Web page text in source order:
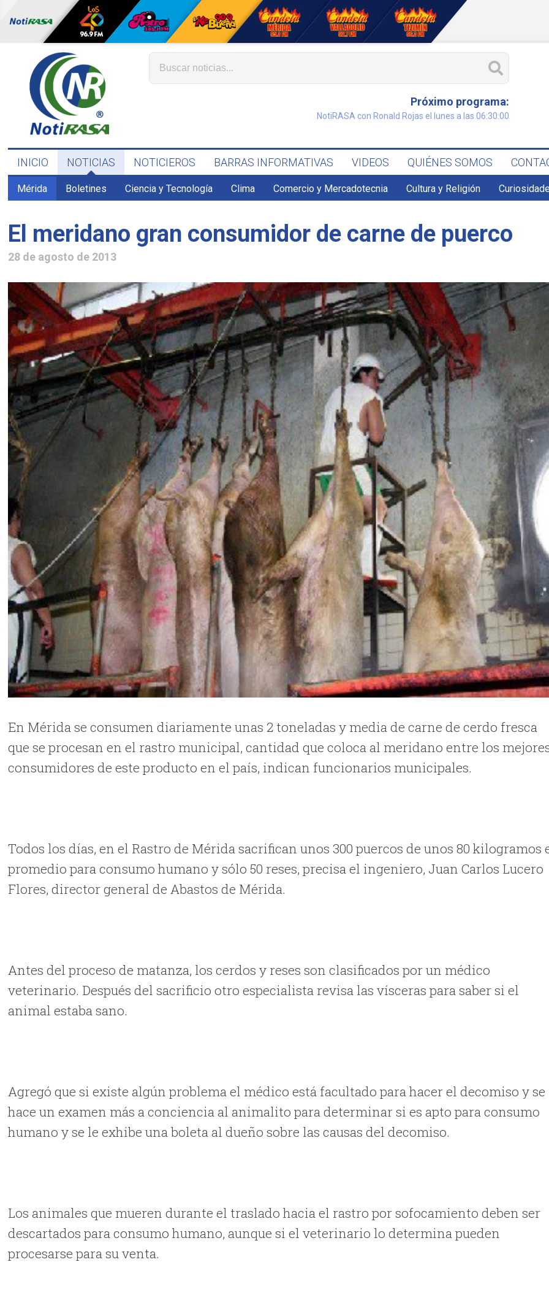
Próximo programa:
NotiRASA con Ronald Rojas el lunes a las 06:30:00
INICIO NOTICIAS NOTICIEROS BARRAS INFORMATIVAS VIDEOS QUIÉNES SOMOS
Mérida Boletines Ciencia y Tecnología Clima Comercio y Mercadotecnia Cultura y Religión
El meridano gran consumidor de carne de puerco
28 de agosto de 2013
En Mérida se consumen diariamente unas 2 toneladas y media de carne de cerdo fresca
que se procesan en el rastro municipal, cantidad que coloca al meridano entre los
consumidores de este producto en el país, indican funcionarios municipales.
Todos los días, en el Rastro de Mérida sacrifican unos 300 puercos de unos 80 kilogramos
promedio para consumo humano y sólo 50 reses, precisa el ingeniero, Juan Carlos Lucero
Flores, director general de Abastos de Mérida.
Antes del proceso de matanza, los cerdos y reses son clasificados por un médico
veterinario. Después del sacrificio otro especialista revisa las vísceras para saber si el
animal estaba sano.
Agregó que si existe algún problema el médico está facultado para hacer el decomiso y se
hace un examen más a conciencia al animalito para determinar si es apto para consumo
humano y se le exhibe una boleta al dueño sobre las causas del decomiso.
Los animales que mueren durante el traslado hacia el rastro por sofocamiento deben ser
descartados para consumo humano, aunque si el veterinario lo determina pueden
procesarse para su venta.